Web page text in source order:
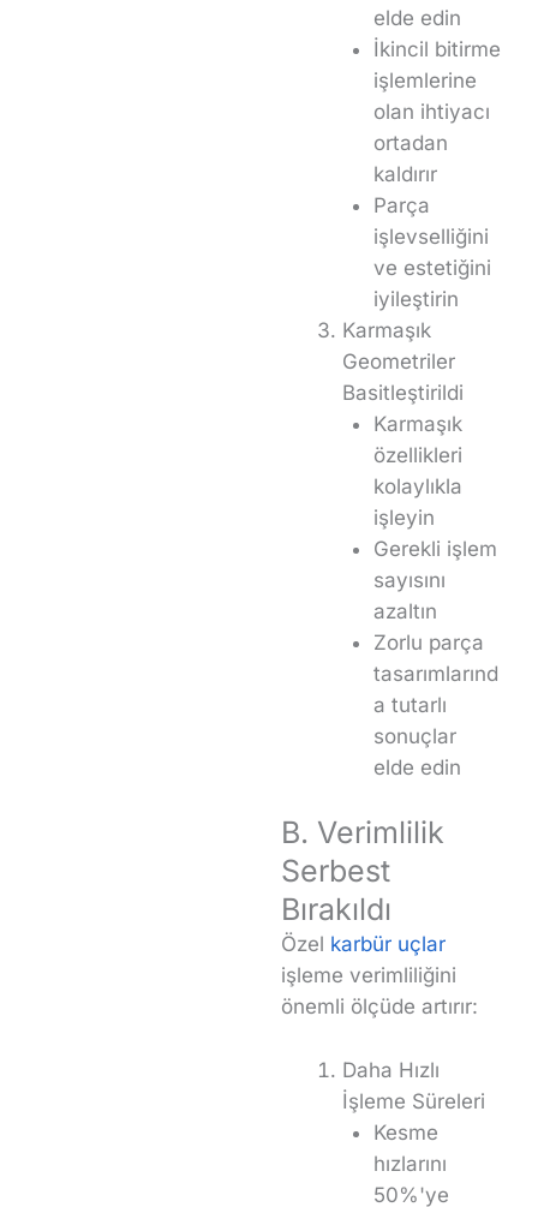
elde edin
İkincil bitirme
işlemlerine
olan ihtiyacı
ortadan
kaldırır
Parça
işlevselliğini
ve estetiğini
iyileştirin
Karmaşık
Geometriler
Basitleştirildi
Karmaşık
özellikleri
kolaylıkla
işleyin
Gerekli işlem
sayısını
azaltın
Zorlu parça
tasarımlarınd
a tutarlı
sonuçlar
elde edin
B. Verimlilik
Serbest
Bırakıldı
Özel karbür uçlar
işleme verimliliğini
önemli ölçüde artırır:
Daha Hızlı
İşleme Süreleri
Kesme
hızlarını
50%'ye